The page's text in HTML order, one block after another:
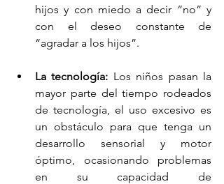
hijos y con miedo a decir “no” y
con el deseo constante de
“agradar a los hijos”.
La tecnología: Los niños pasan la
mayor parte del tiempo rodeados
de tecnología, el uso excesivo es
un obstáculo para que tenga un
desarrollo sensorial y motor
óptimo, ocasionando problemas
en su capacidad de